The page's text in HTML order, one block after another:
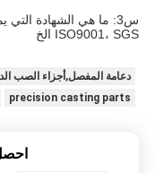
س3: ما هي الشهادة التي يمكننا توفيرها للمنتجات؟
ISO9001، SGS الخ
دعامة المفصل,أجزاء الصب
precision casting parts